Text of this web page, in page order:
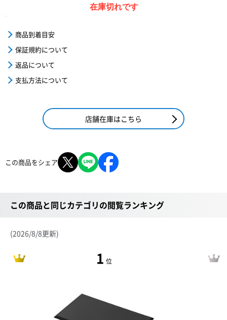
在庫切れです
商品到着目安
保証規約について
返品について
支払方法について
店舗在庫はこちら
この商品をシェア
この商品と同じカテゴリの閲覧ランキング
(2026/8/8更新)
1 位